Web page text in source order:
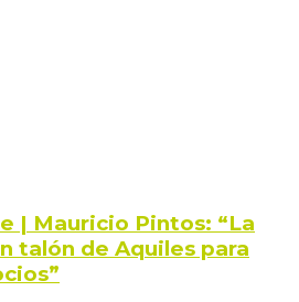
| Mauricio Pintos: “La
talón de Aquiles para